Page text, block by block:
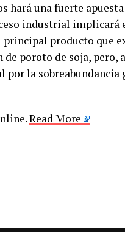
hará una fuerte
industrial implicará
producto que
poroto de soja,
la sobreabundancia
Read More